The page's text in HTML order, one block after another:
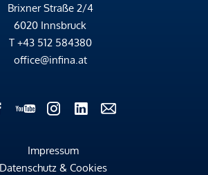
Brixner Straße 2/4
6020 Innsbruck
T +43 512 584380
office@infina.at
Impressum
Datenschutz & Cookies